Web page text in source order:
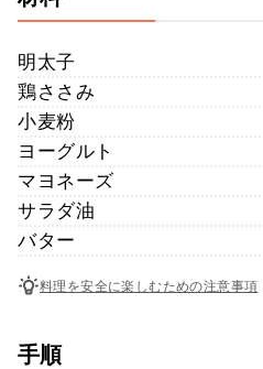
明太子
鶏ささみ
小麦粉
ヨーグルト
マヨネーズ
サラダ油
バター
料理を安全に楽しむための注意事項
手順